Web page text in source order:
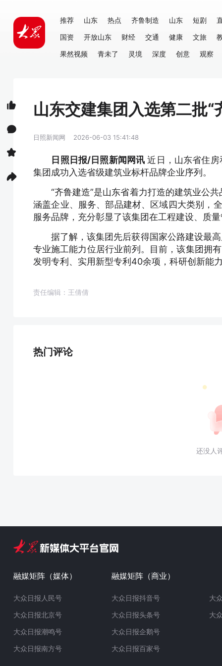
推荐 山东 热点 齐鲁制造 山东 短剧
国资
开放山东 财经 交通 健康 文旅
果然视频
青未了 灵境 深度 创意 观察
山东交建集团入选第二批“
日照新闻网 2026-06-03 15:41:48
日照日报/日照新闻网讯 近日，山东省住房
集团成功入选省级建筑业标杆品牌企业序列。
“齐鲁建造”是山东省着力打造的建筑业公共
涵盖企业、服务、部品建材、区域四大类别，
服务品牌，充分彰显了该集团在工程建设、质
据了解，该集团先后获得国家公路建设最高
专业施工能力位居行业前列。目前，该集团拥
发明专利、实用新型专利40余项，科研创新能
责任编辑：王倩倩
热门评论
还没人
融媒矩阵（媒体）
大众日报人民号
大众日报北京号
大众日报潮鸣号
大众日报南方号
融媒矩阵（商业）
大众日报抖音号
大众日报头条号
大众日报企鹅号
大众日报百家号
大
大